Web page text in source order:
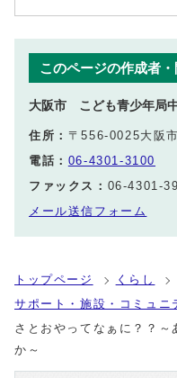
このページの作成者
大阪市 こども青少年局
住所： 〒556-0025大阪
電話： 06-4301-3100
ファックス： 06-4301-
メール送信フォーム
トップページ くらし
サポート・施設・コミュニ
さとおやってなぁに？？～
か～